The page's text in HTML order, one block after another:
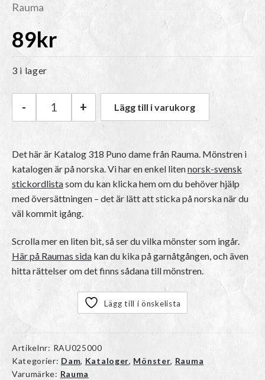
Rauma
89kr
3 i lager
Rauma Katalog 318 Puno dame mängd
- + Lägg till i varukorg
Det här är Katalog 318 Puno damefrån Rauma. Mönstren i
katalogen är på norska. Vi har en enkel litennorsk-svensk
stickordlistasom du kan klicka hem om du behöver hjälp
med översättningen – det är lätt att sticka på norska när du
väl kommit igång.
Scrolla mer en liten bit, så ser du vilka mönster som ingår.
Här på Raumas sidakan du kika på garnåtgången, och även
hitta rättelser om det finns sådana till mönstren.
Lägg till i önskelista
Artikelnr: RAU025000
Kategorier: Dam, Kataloger, Mönster, Rauma
Varumärke: Rauma